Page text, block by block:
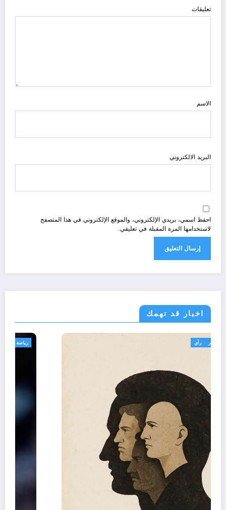
تعليقات
الاسم
البريد الالكتروني
احفظ اسمي، بريدي الإلكتروني، والموقع الإلكتروني في هذا المتصفح
لاستخدامها المرة المقبلة في تعليقي.
اخبار قد تهمك
تعاليق حرة